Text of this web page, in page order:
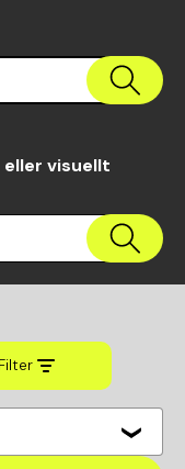
eller visuellt
Filter